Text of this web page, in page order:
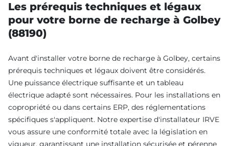
Les prérequis techniques et légaux
pour votre borne de recharge à Golbey
(88190)
Avant d'installer votre borne de recharge à Golbey, certains
prérequis techniques et légaux doivent être considérés.
Une puissance électrique suffisante et un tableau
électrique adapté sont nécessaires. Pour les installations en
copropriété ou dans certains ERP, des réglementations
spécifiques s'appliquent. Notre expertise d'installateur IRVE
vous assure une conformité totale avec la législation en
vigueur, garantissant une installation sécurisée et pérenne